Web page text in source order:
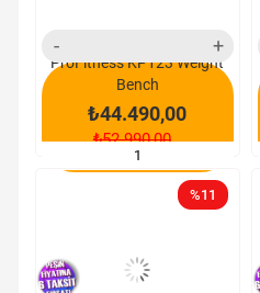
ProFitness KP123 Weight
Bench
₺44.490,00
₺52.990,00
SEPETE EKLE
%11
yeni